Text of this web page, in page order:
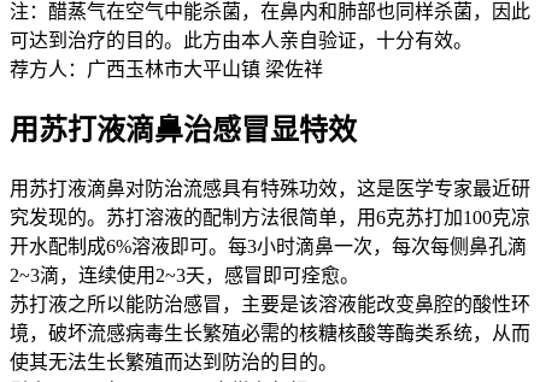
注：醋蒸气在空气中能杀菌，在鼻内和肺部也同样杀菌，因此
可达到治疗的目的。此方由本人亲自验证，十分有效。
荐方人：广西玉林市大平山镇 梁佐祥
用苏打液滴鼻治感冒显特效
用苏打液滴鼻对防治流感具有特殊功效，这是医学专家最近研
究发现的。苏打溶液的配制方法很简单，用6克苏打加100克凉
开水配制成6%溶液即可。每3小时滴鼻一次，每次每侧鼻孔滴
2~3滴，连续使用2~3天，感冒即可痊愈。
苏打液之所以能防治感冒，主要是该溶液能改变鼻腔的酸性环
境，破坏流感病毒生长繁殖必需的核糖核酸等酶类系统，从而
使其无法生长繁殖而达到防治的目的。